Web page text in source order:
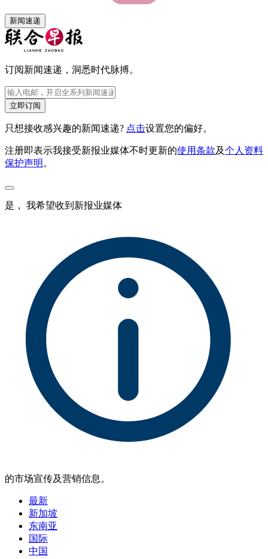
新闻速递
订阅新闻速递，洞悉时代脉搏。
立即订阅
只想接收感兴趣的新闻速递? 点击设置您的偏好。
注册即表示我接受新报业媒体不时更新的使用条款及个人资料
保护声明 。
是， 我希望收到新报业媒体
的市场宣传及营销信息。
最新
新加坡
东南亚
国际
中国